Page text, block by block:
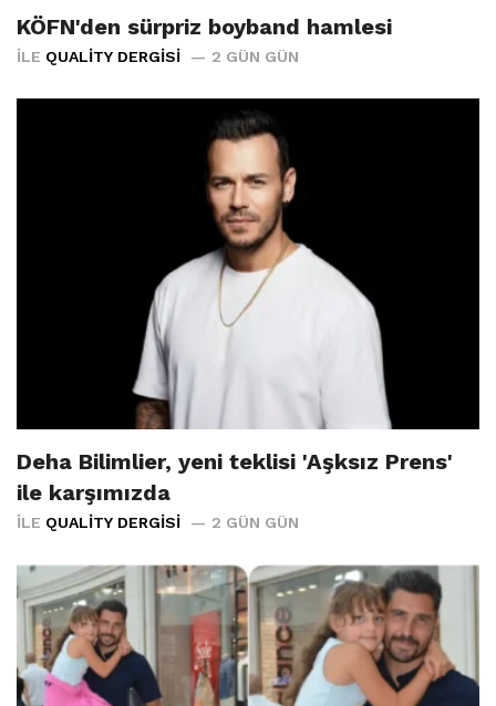
KÖFN'den sürpriz boyband hamlesi
İLE QUALITY DERGISI 2 GÜN GÜN
Deha Bilimlier, yeni teklisi 'Aşksız Prens'
ile karşımızda
İLE QUALITY DERGISI 2 GÜN GÜN